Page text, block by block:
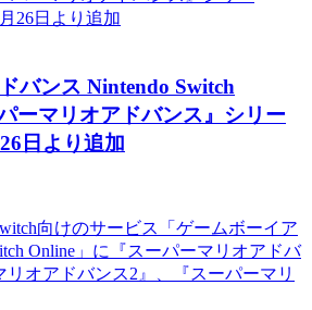
バンス Nintendo Switch
ーマリオアドバンス』シリー
日より追加
向けのサービス「ゲームボーイア
Online」に『スーパーマリオアドバ
リオアドバンス2』、『スーパーマリ